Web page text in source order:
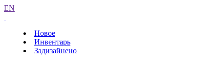
EN
Новое
Инвентарь
Задизайнено